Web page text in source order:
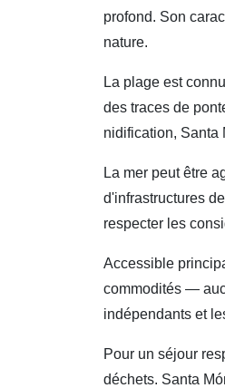
profond. Son
nature.
La plage est
des traces de
nidification, Santa
La mer peut être
d'infrastructures
respecter les
Accessible
commodités —
indépendants et
Pour un séjour
déchets. Santa